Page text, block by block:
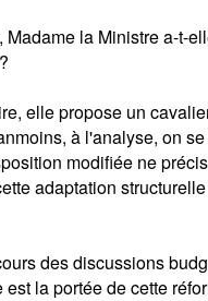
la Ministre a-t-
elle propose un
à l'analyse, on
modifiée ne
adaptation
des discussions
la portée de cette